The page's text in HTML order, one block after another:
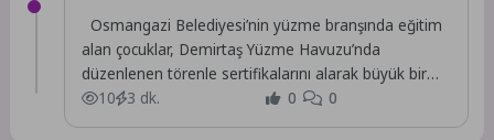
Osmangazi Belediyesi’nin yüzme branşında eğitim
alan çocuklar, Demirtaş Yüzme Havuzu’nda
düzenlenen törenle sertifikalarını alarak büyük bir
mutluluk yaşadı.
10 3 dk. 0 0